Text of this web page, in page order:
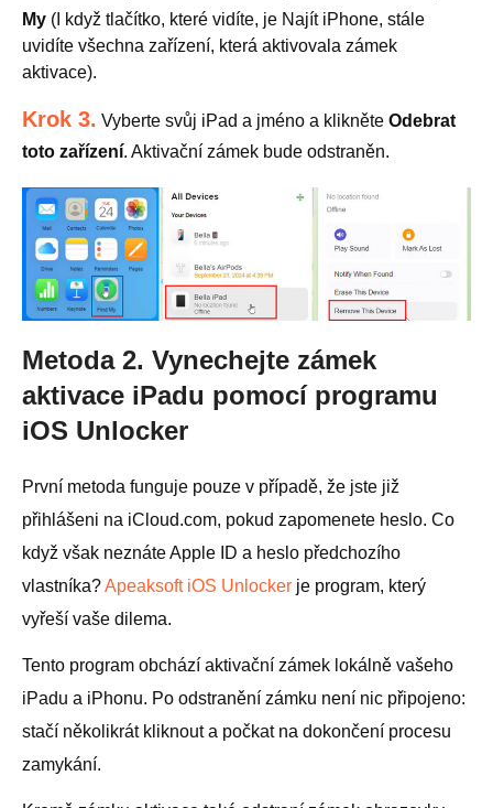
My (I když tlačítko, které vidíte, je Najít iPhone, stále
uvidíte všechna zařízení, která aktivovala zámek
aktivace).
Krok 3. Vyberte svůj iPad a jméno a klikněte Odebrat
toto zařízení. Aktivační zámek bude odstraněn.
Metoda 2. Vynechejte zámek
aktivace iPadu pomocí programu
iOS Unlocker
První metoda funguje pouze v případě, že jste již
přihlášeni na iCloud.com, pokud zapomenete heslo. Co
když však neznáte Apple ID a heslo předchozího
vlastníka?Apeaksoft iOS Unlocker je program, který
vyřeší vaše dilema.
Tento program obchází aktivační zámek lokálně vašeho
iPadu a iPhonu. Po odstranění zámku není nic připojeno:
stačí několikrát kliknout a počkat na dokončení procesu
zamykání.